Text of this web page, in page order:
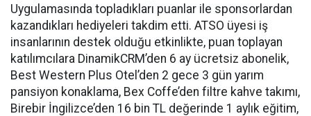
Uygulamasında topladıkları puanlar ile sponsorlardan
kazandıkları hediyeleri takdim etti. ATSO üyesi iş
insanlarının destek olduğu etkinlikte, puan toplayan
katılımcılara DinamikCRM’den 6 ay ücretsiz abonelik,
Best Western Plus Otel’den 2 gece 3 gün yarım
pansiyon konaklama, Bex Coffe’den filtre kahve takımı,
Birebir İngilizce’den 16 bin TL değerinde 1 aylık eğitim,